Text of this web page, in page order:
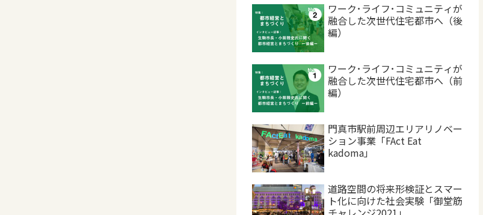
ワーク･ライフ･コミュニティが
融合した次世代住宅都市へ（後
編）
ワーク･ライフ･コミュニティが
融合した次世代住宅都市へ（前
編）
門真市駅前周辺エリアリノベー
ション事業「FAct Eat
kadoma」
道路空間の将来形検証とスマー
ト化に向けた社会実験「御堂筋